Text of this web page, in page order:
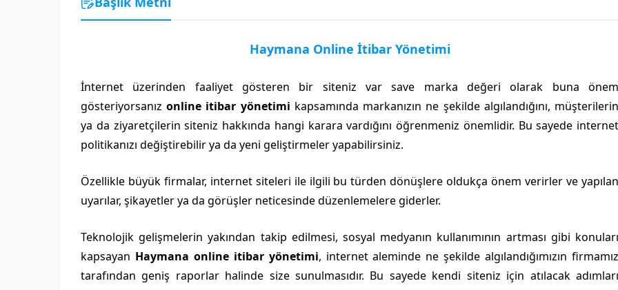
Haymana Online İtibar Yönetimi
İnternet üzerinden faaliyet gösteren bir siteniz var save marka değeri olarak buna önem
gösteriyorsanızonline itibar yönetimi kapsamında markanızın ne şekilde algılandığını, müşterilerin
ya da ziyaretçilerin siteniz hakkında hangi karara vardığını öğrenmeniz önemlidir. Bu sayede internet
politikanızı değiştirebilir ya da yeni geliştirmeler yapabilirsiniz.
Özellikle büyük firmalar, internet siteleri ile ilgili bu türden dönüşlere oldukça önem verirler ve yapılan
uyarılar, şikayetler ya da görüşler neticesinde düzenlemelere giderler.
Teknolojik gelişmelerin yakından takip edilmesi, sosyal medyanın kullanımının artması gibi konuları
kapsayan Haymana online itibar yönetimi, internet aleminde ne şekilde algılandığımızın firmamız
tarafından geniş raporlar halinde size sunulmasıdır. Bu sayede kendi siteniz için atılacak adımları